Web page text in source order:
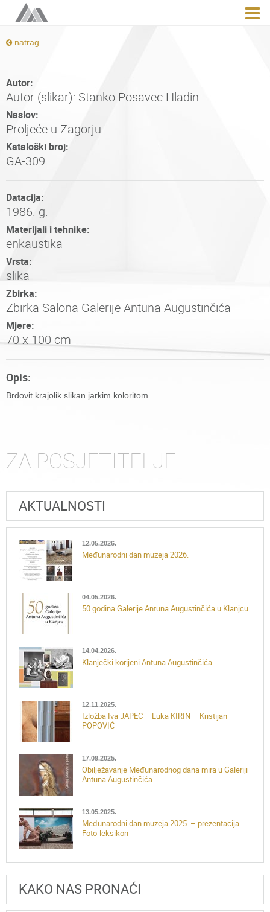
natrag
Autor:
Autor (slikar): Stanko Posavec Hladin
Naslov:
Proljeće u Zagorju
Kataloški broj:
GA-309
Datacija:
1986. g.
Materijali i tehnike:
enkaustika
Vrsta:
slika
Zbirka:
Zbirka Salona Galerije Antuna Augustinčića
Mjere:
70 x 100 cm
Opis:
Brdovit krajolik slikan jarkim koloritom.
ZA POSJETITELJE
AKTUALNOSTI
12.05.2026.
Međunarodni dan muzeja 2026.
04.05.2026.
50 godina Galerije Antuna Augustinčića u Klanjcu
14.04.2026.
Klanječki korijeni Antuna Augustinčića
12.11.2025.
Izložba Iva JAPEC – Luka KIRIN – Kristijan
POPOVIĆ
17.09.2025.
Obilježavanje Međunarodnog dana mira u Galeriji
Antuna Augustinčića
13.05.2025.
Međunarodni dan muzeja 2025. – prezentacija
Foto-leksikon
KAKO NAS PRONAĆI